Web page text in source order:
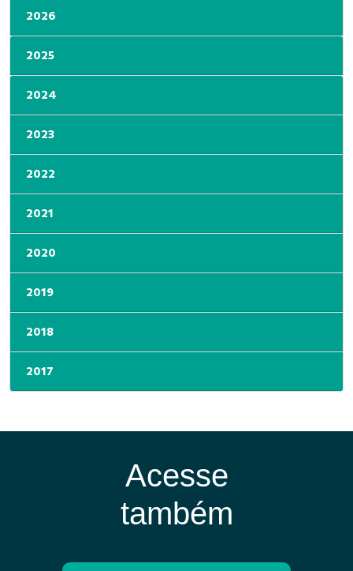
2026
2025
2024
2023
2022
2021
2020
2019
2018
2017
Acesse
também